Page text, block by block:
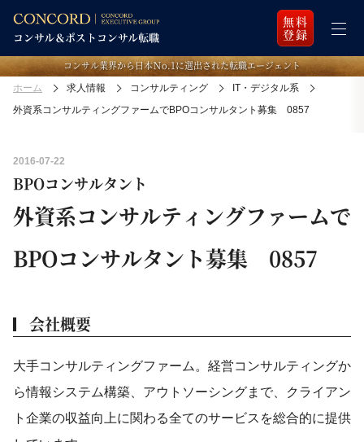
無料
登録
コンサル業界から日本Ｎo.1に選出された転職エージェント
ホーム 求人情報 コンサルティング
IT・デジタル系
外資系コンサルティングファームでBPOコンサルタント募集 0857
2016-07-22
BPOコンサルタント
外資系コンサルティングファームで
BPOコンサルタント募集 0857
会社概要
大手コンサルティングファーム。経営コンサルティングか
ら情報システム構築、アウトソーシングまで、クライアン
ト企業の収益向上に関わる全てのサービスを総合的に提供